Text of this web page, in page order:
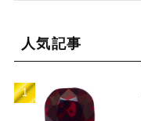
人気記事